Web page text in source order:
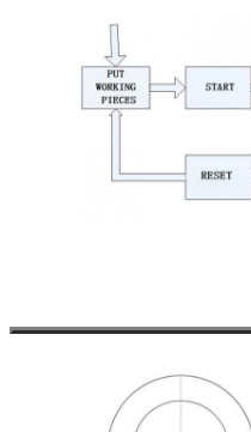
من أربع أنابيب